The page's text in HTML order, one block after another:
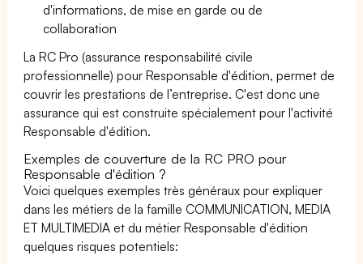
d'informations, de mise en garde ou de
collaboration
La RC Pro (assurance responsabilité civile
professionnelle) pour Responsable d'édition, permet de
couvrir les prestations de l’entreprise. C'est donc une
assurance qui est construite spécialement pour l'activité
Responsable d'édition.
Exemples de couverture de la RC PRO pour
Responsable d'édition ?
Voici quelques exemples très généraux pour expliquer
dans les métiers de la famille COMMUNICATION, MEDIA
ET MULTIMEDIA et du métier Responsable d'édition
quelques risques potentiels: